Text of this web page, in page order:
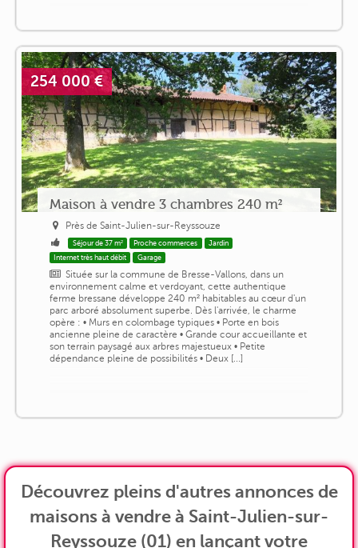
254 000 €
Maison à vendre 3 chambres 240 m²
Près de Saint-Julien-sur-Reyssouze
Séjour de 37 m² Proche commerces
Jardin
Internet très haut débit
Garage
Située sur la commune de Bresse-Vallons, dans un
environnement calme et verdoyant, cette authentique
ferme bressane développe 240 m² habitables au cœur d'un
parc arboré absolument superbe. Dès l'arrivée, le charme
opère : • Murs en colombage typiques • Porte en bois
ancienne pleine de caractère • Grande cour accueillante et
son terrain paysagé aux arbres majestueux • Petite
dépendance pleine de possibilités • Deux [...]
Découvrez pleins d'autres annonces de
maisons à vendre à Saint-Julien-sur-
Reyssouze (01) en lançant votre